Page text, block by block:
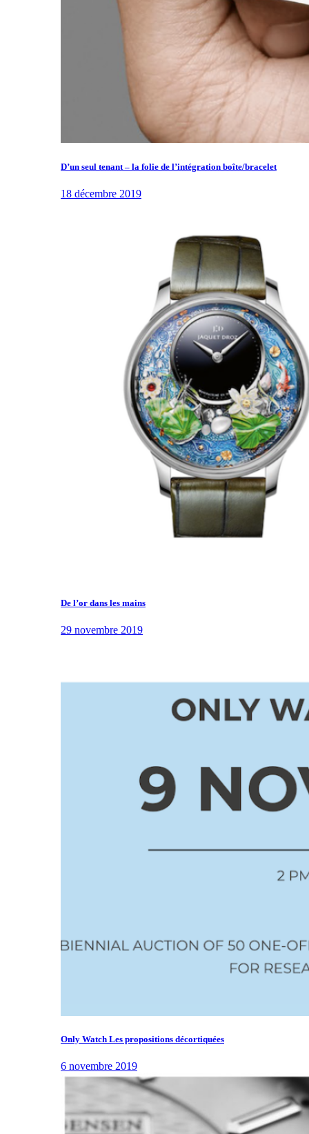
D’un seul tenant – la folie de l’intégration boîte/bracelet
18 décembre 2019
De l’or dans les mains
29 novembre 2019
Only Watch Les propositions décortiquées
6 novembre 2019